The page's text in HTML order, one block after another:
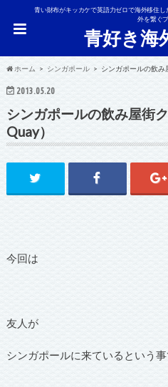
青い財布がキッカケで英語力ゼロで海外移住
外を繋ぐ
青好き海
ホーム シンガポール シンガポールの飲み
2013.05.20
シンガポールの飲み屋街
Quay）
今回は
友人が
シンガポールに来ているという